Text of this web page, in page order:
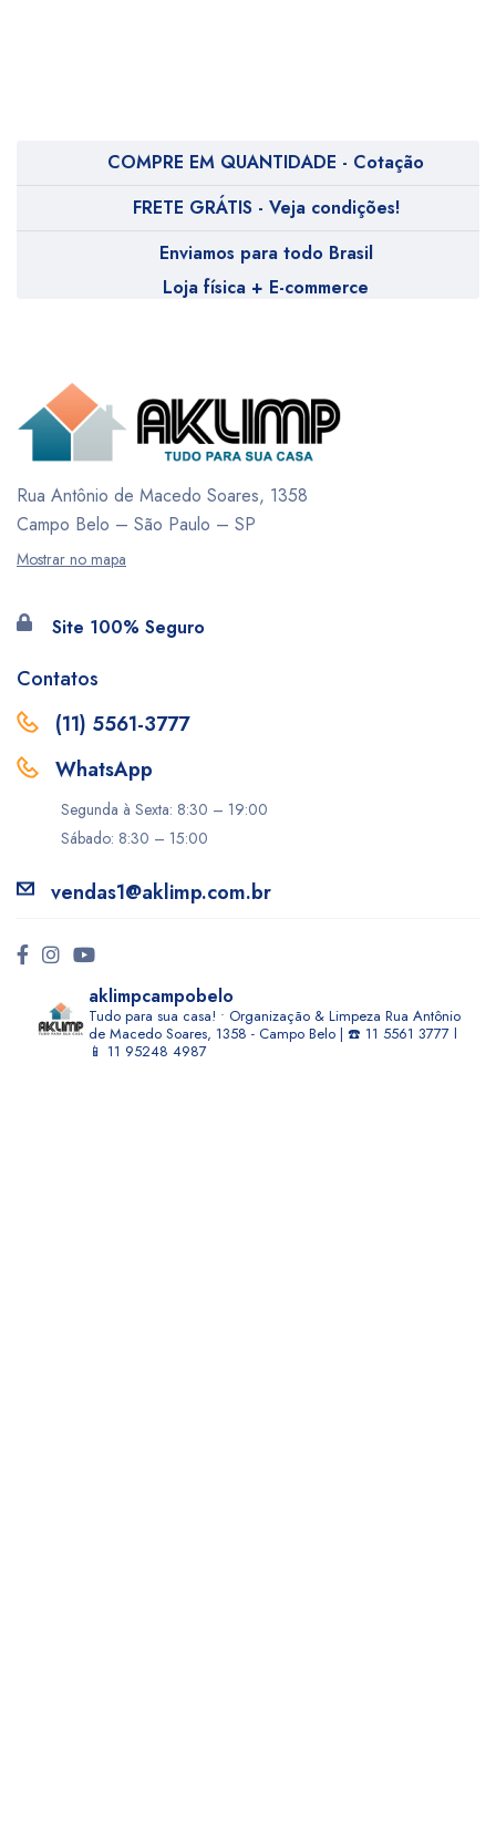
COMPRE EM QUANTIDADE - Cotação
FRETE GRÁTIS - Veja condições!
Enviamos para todo Brasil
Loja física + E-commerce
Rua Antônio de Macedo Soares, 1358
Campo Belo – São Paulo – SP
Mostrar no mapa
Site 100% Seguro
Contatos
(11) 5561-3777
WhatsApp
Segunda à Sexta: 8:30 – 19:00
Sábado: 8:30 – 15:00
vendas1@aklimp.com.br
aklimpcampobelo
Tudo para sua casa! • Organização & Limpeza Rua Antônio
de Macedo Soares, 1358 - Campo Belo | ☎️ 11 5561 3777 l
📱 11 95248 4987